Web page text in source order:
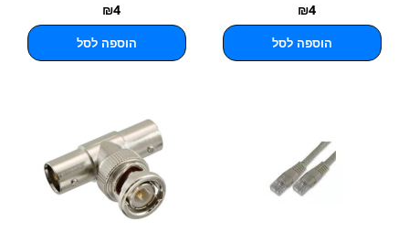
₪4
הוספה לסל
₪4
הוספה לסל